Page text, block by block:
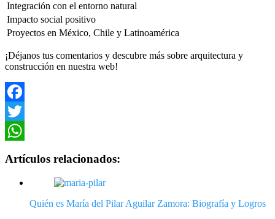
Integración con el entorno natural
Impacto social positivo
Proyectos en México, Chile y Latinoamérica
¡Déjanos tus comentarios y descubre más sobre arquitectura y
construcción en nuestra web!
Facebook
Twitter
Artículos relacionados:
Quién es María del Pilar Aguilar Zamora: Biografía y Logros